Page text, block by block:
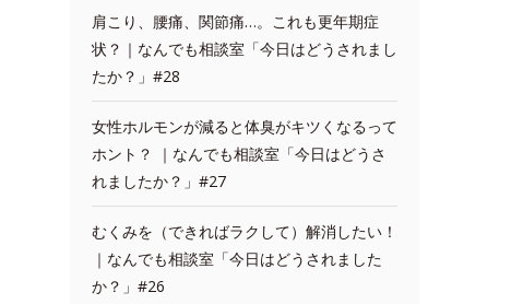
肩こり、腰痛、関節痛…。これも更年期症
状？｜なんでも相談室「今日はどうされまし
たか？」#28
女性ホルモンが減ると体臭がキツくなるって
ホント？ ｜なんでも相談室「今日はどうさ
れましたか？」#27
むくみを（できればラクして）解消したい！
｜なんでも相談室「今日はどうされました
か？」#26